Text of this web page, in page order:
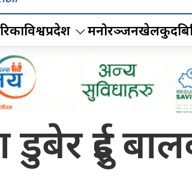
विश्वप्रदेश मनोरञ्जनखेलकुद
डुबेर दुई